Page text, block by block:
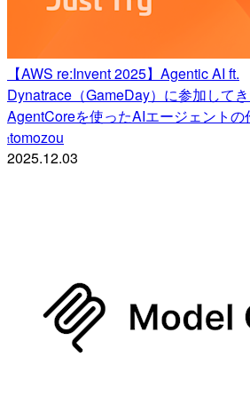
【AWS re:Invent 2025】Agentic AI ft.
Dynatrace（GameDay）に参加して
AgentCoreを使ったAIエージェントの
ttomozou
2025.12.03